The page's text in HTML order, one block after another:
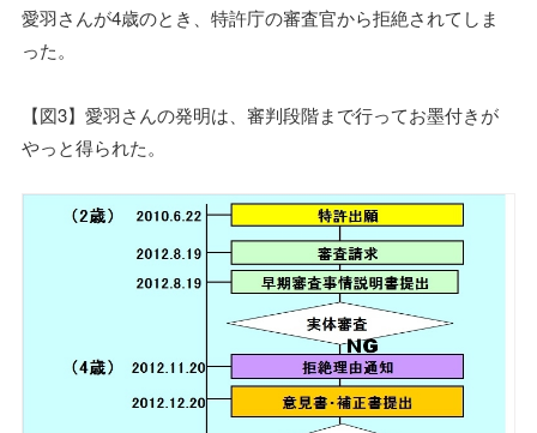
愛羽さんが4歳のとき、特許庁の審査官から拒絶されてしま
った。
【図3】愛羽さんの発明は、審判段階まで行ってお墨付きが
やっと得られた。